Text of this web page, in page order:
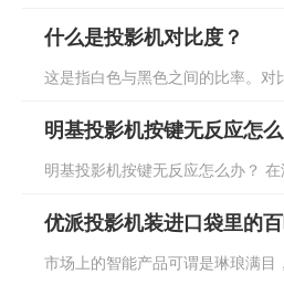
什么是投影机对比度？
这是指白色与黑色之间的比率。
明基投影机按键无反应怎么
明基投影机按键无反应怎么办？
优派投影机装进口袋里的
市场上的智能产品可谓是琳琅满